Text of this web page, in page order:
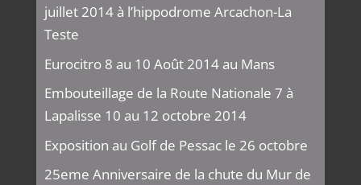
juillet 2014 à l’hippodrome Arcachon-La
Teste
Eurocitro 8 au 10 Août 2014 au Mans
Embouteillage de la Route Nationale 7 à
Lapalisse 10 au 12 octobre 2014
Exposition au Golf de Pessac le 26 octobre
25eme Anniversaire de la chute du Mur de